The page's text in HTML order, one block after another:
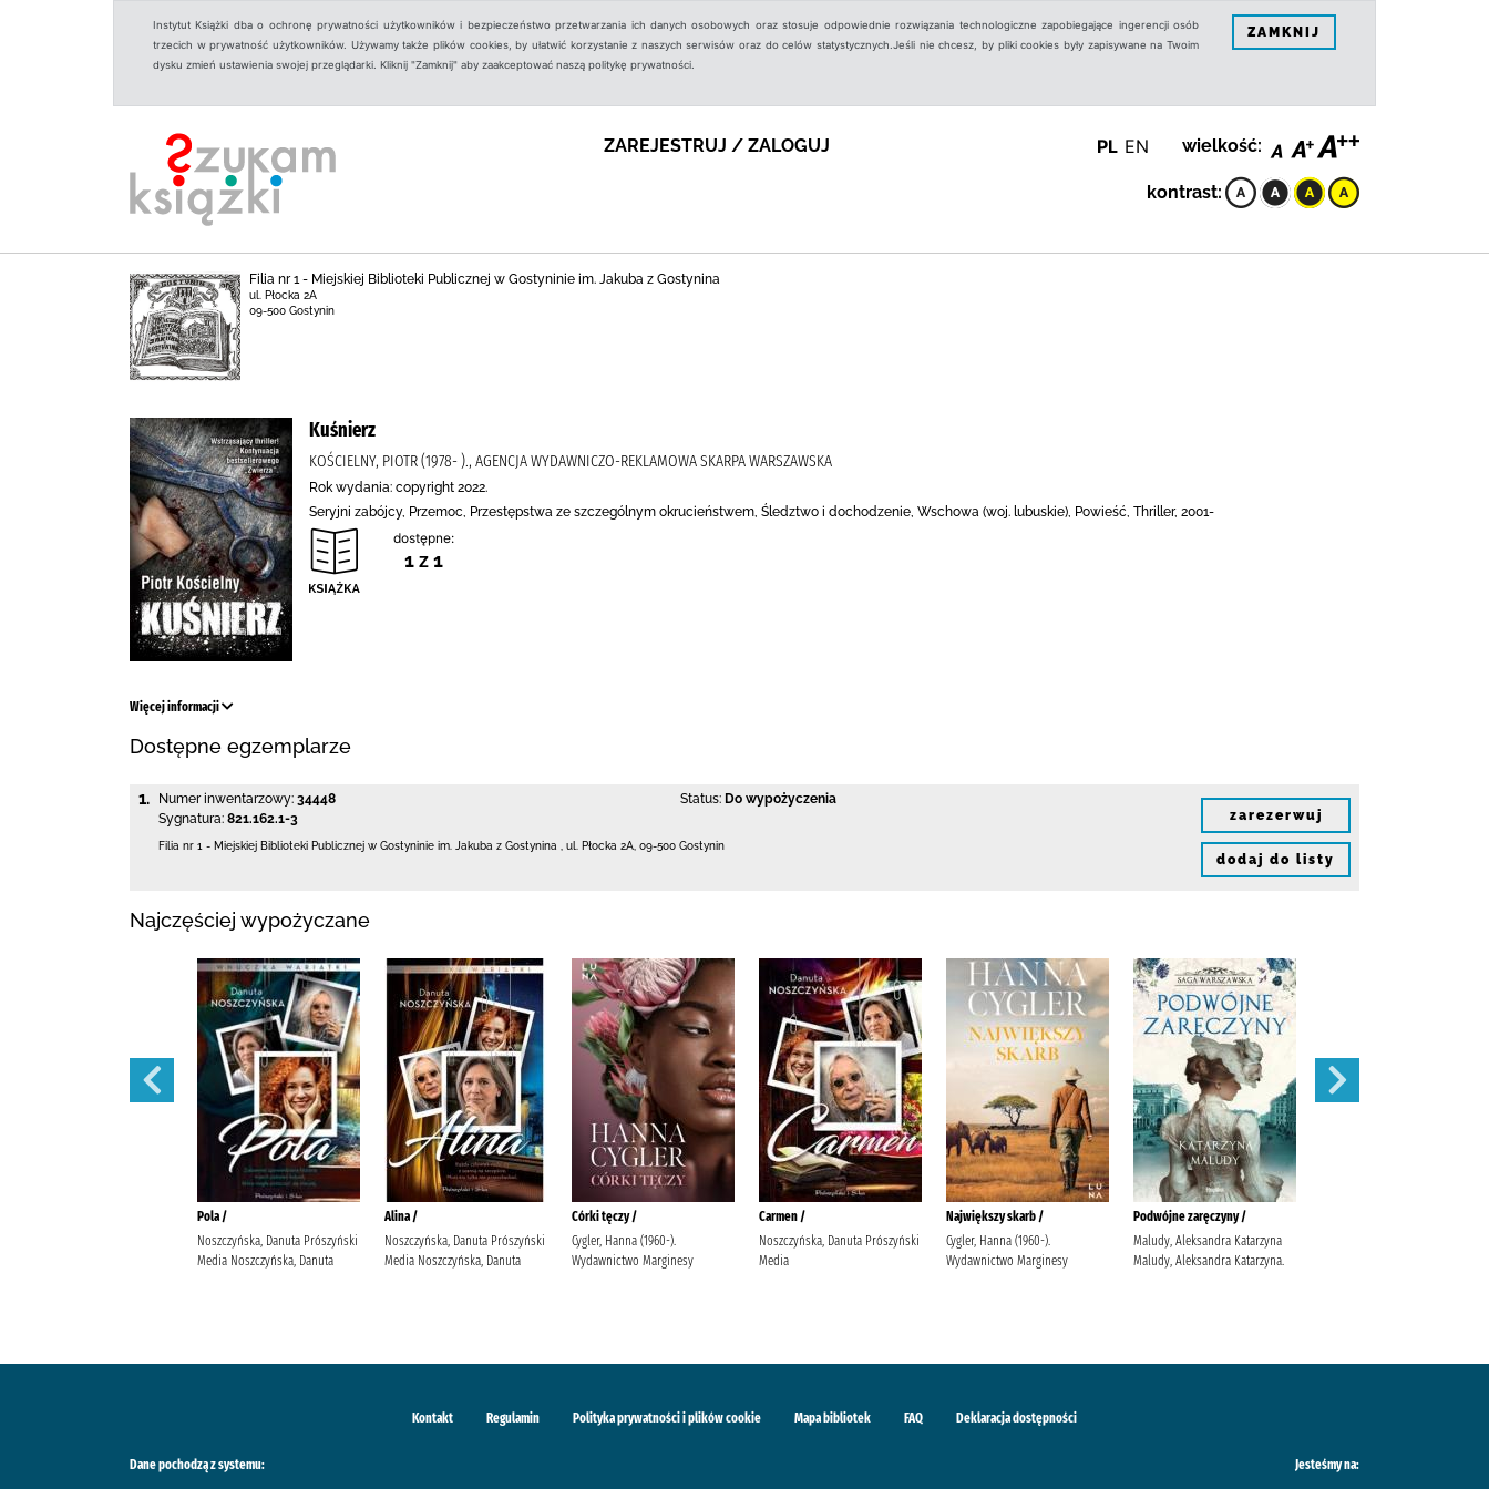
Instytut Książki dba o ochronę prywatności użytkowników i bezpieczeństwo przetwarzania ich danych osobowych oraz stosuje odpowiednie rozwiązania technologiczne zapobiegające ingerencji osób
trzecich w prywatność użytkowników. Używamy także plików cookies, by ułatwić korzystanie z naszych serwisów oraz do celów statystycznych.Jeśli nie chcesz, by pliki cookies były zapisywane na Twoim
dysku zmień ustawienia swojej przeglądarki. Kliknij "Zamknij" aby zaakceptować naszą politykę prywatności.
ZAMKNIJ
ZAREJESTRUJ / ZALOGUJ PL EN wielkość:
kontrast:
Filia nr 1 - Miejskiej Biblioteki Publicznej w Gostyninie im. Jakuba z Gostynina
ul. Płocka 2A
09-500 Gostynin
Kuśnierz
KOŚCIELNY, PIOTR (1978- )., AGENCJA WYDAWNICZO-REKLAMOWA SKARPA WARSZAWSKA
Rok wydania: copyright 2022.
Seryjni zabójcy, Przemoc, Przestępstwa ze szczególnym okrucieństwem, Śledztwo i dochodzenie, Wschowa (woj. lubuskie), Powieść, Thriller, 2001-
dostępne:
1 z 1
Więcej informacji
Dostępne egzemplarze
1. Numer inwentarzowy: 34448
Sygnatura: 821.162.1-3
Status: Do wypożyczenia
Filia nr 1 - Miejskiej Biblioteki Publicznej w Gostyninie im. Jakuba z Gostynina ul. Płocka 2A 09-500 Gostynin
zarezerwuj
dodaj do listy
Najczęściej wypożyczane
Pola /
Noszczyńska, Danuta Prószyński
Media Noszczyńska, Danuta
Alina /
Noszczyńska, Danuta Prószyński
Media Noszczyńska, Danuta
Córki tęczy /
Cygler, Hanna (1960-).
Wydawnictwo Marginesy
Carmen /
Noszczyńska, Danuta Prószyński
Media
Największy skarb /
Cygler, Hanna (1960-).
Wydawnictwo Marginesy
Podwójne zaręczyny /
Maludy, Aleksandra Katarzyna
Maludy, Aleksandra Katarzyna.
Kontakt Regulamin Polityka prywatności i plików cookie Mapa bibliotek FAQ Deklaracja dostępności
Dane pochodzą z systemu: Jesteśmy na: